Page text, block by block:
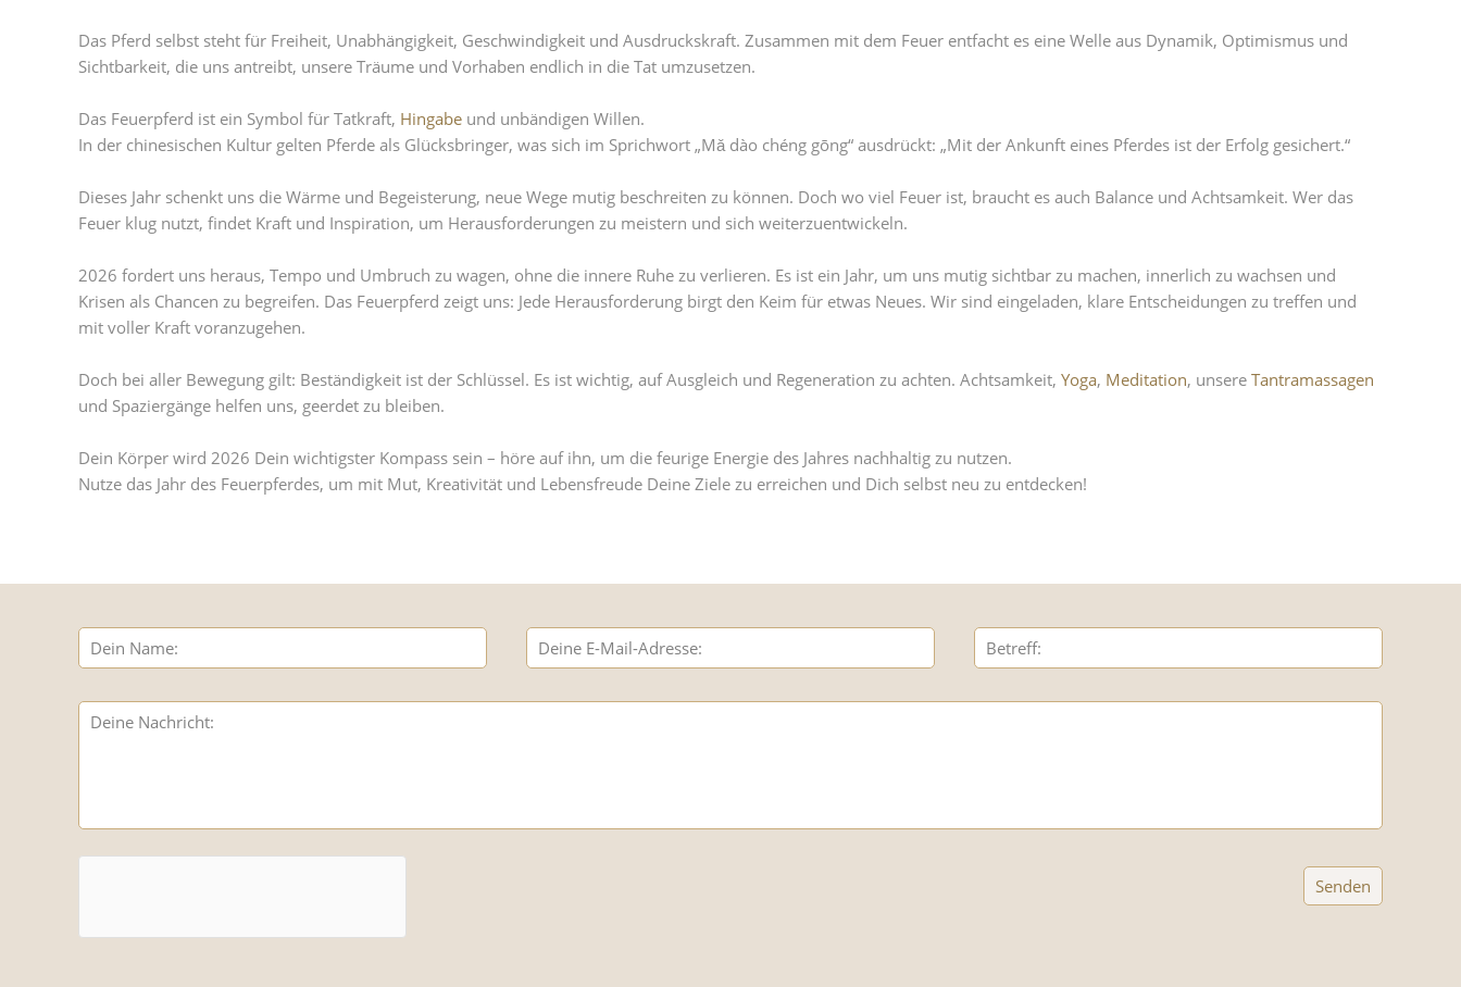
Das Pferd selbst steht für Freiheit, Unabhängigkeit, Geschwindigkeit und Ausdruckskraft. Zusammen mit dem Feuer entfacht es eine Welle aus Dynamik, Optimismus und
Sichtbarkeit, die uns antreibt, unsere Träume und Vorhaben endlich in die Tat umzusetzen.
Das Feuerpferd ist ein Symbol für Tatkraft, Hingabe und unbändigen Willen.
In der chinesischen Kultur gelten Pferde als Glücksbringer, was sich im Sprichwort „Mǎ dào chéng gōng“ ausdrückt: „Mit der Ankunft eines Pferdes ist der Erfolg gesichert.“
Dieses Jahr schenkt uns die Wärme und Begeisterung, neue Wege mutig beschreiten zu können. Doch wo viel Feuer ist, braucht es auch Balance und Achtsamkeit. Wer das
Feuer klug nutzt, findet Kraft und Inspiration, um Herausforderungen zu meistern und sich weiterzuentwickeln.
2026 fordert uns heraus, Tempo und Umbruch zu wagen, ohne die innere Ruhe zu verlieren. Es ist ein Jahr, um uns mutig sichtbar zu machen, innerlich zu wachsen und
Krisen als Chancen zu begreifen. Das Feuerpferd zeigt uns: Jede Herausforderung birgt den Keim für etwas Neues. Wir sind eingeladen, klare Entscheidungen zu treffen und
mit voller Kraft voranzugehen.
Doch bei aller Bewegung gilt: Beständigkeit ist der Schlüssel. Es ist wichtig, auf Ausgleich und Regeneration zu achten. Achtsamkeit, Yoga, Meditation, unsere Tantramassagen
und Spaziergänge helfen uns, geerdet zu bleiben.
Dein Körper wird 2026 Dein wichtigster Kompass sein – höre auf ihn, um die feurige Energie des Jahres nachhaltig zu nutzen.
Nutze das Jahr des Feuerpferdes, um mit Mut, Kreativität und Lebensfreude Deine Ziele zu erreichen und Dich selbst neu zu entdecken!